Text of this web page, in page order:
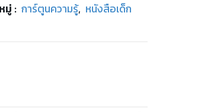
มู่ : การ์ตูนความรู้, หนังสือเด็ก